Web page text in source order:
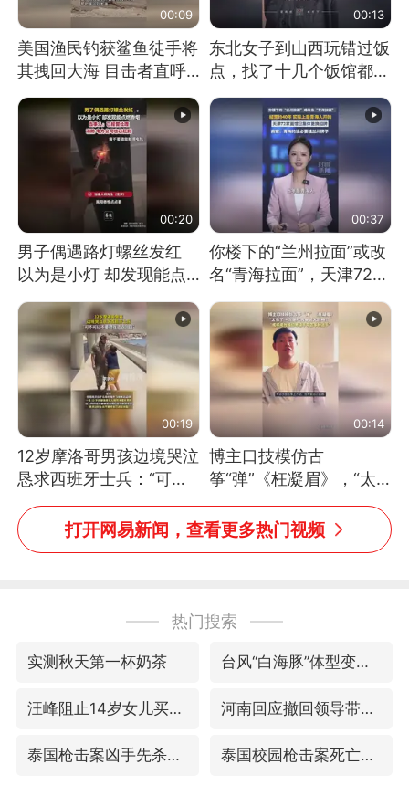
00:09
美国渔民钓获鲨鱼徒手将
其拽回大海 目击者直呼
震惊 （视频来源：参考
消息）
00:13
东北女子到山西玩错过饭
点，找了十几个饭馆都没
开门：午休到几点
00:20
男子偶遇路灯螺丝发红
以为是小灯 却发现能点
燃香烟 当事人：已报警
处理
00:37
你楼下的“兰州拉面”或改
名“青海拉面”，天津72家
面馆已集体更换招牌
00:19
12岁摩洛哥男孩边境哭泣
恳求西班牙士兵：“可不
可以不要把我遣返回国”
00:14
博主口技模仿古
筝“弹”《枉凝眉》，“太
像了～你是吃古筝长大的
吗？”“或将成为首位考级
不带古筝的选手。”（来
打开网易新闻，查看更多热门视频
热门搜索
实测秋天第一杯奶茶 台风“白海豚”体型变大！环流面积接近13个浙江那么大
汪峰阻止14岁女儿买大牌 河南回应撤回领导带薪错峰休假通知
泰国枪击案凶手先杀祖父母后行凶 泰国校园枪击案死亡人数升至7人